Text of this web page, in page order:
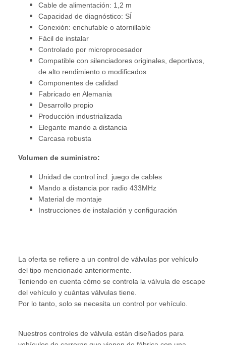
Cable de alimentación: 1,2 m
Capacidad de diagnóstico: SÍ
Conexión: enchufable o atornillable
Fácil de instalar
Controlado por microprocesador
Compatible con silenciadores originales, deportivos,
de alto rendimiento o modificados
Componentes de calidad
Fabricado en Alemania
Desarrollo propio
Producción industrializada
Elegante mando a distancia
Carcasa robusta
Volumen de suministro:
Unidad de control incl. juego de cables
Mando a distancia por radio 433MHz
Material de montaje
Instrucciones de instalación y configuración
La oferta se refiere a un control de válvulas por vehículo
del tipo mencionado anteriormente.
Teniendo en cuenta cómo se controla la válvula de escape
del vehículo y cuántas válvulas tiene.
Por lo tanto, solo se necesita un control por vehículo.
Nuestros controles de válvula están diseñados para